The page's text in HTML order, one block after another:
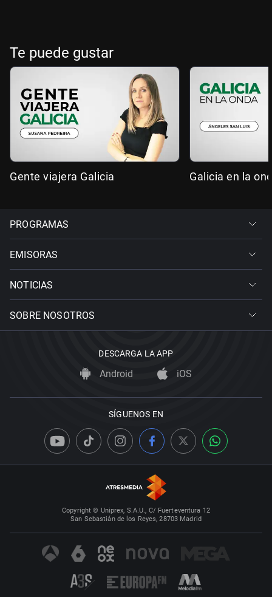
Te puede gustar
Gente viajera Galicia Galicia en la
PROGRAMAS
EMISORAS
NOTICIAS
SOBRE NOSOTROS
DESCARGA LA APP
Android iOS
SÍGUENOS EN
Copyright © Uniprex, S.A.U., C/ Fuerteventura 12
San Sebastián de los Reyes, 28703 Madrid